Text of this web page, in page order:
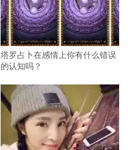
塔罗占卜在感情上你有什么错误
的认知吗？